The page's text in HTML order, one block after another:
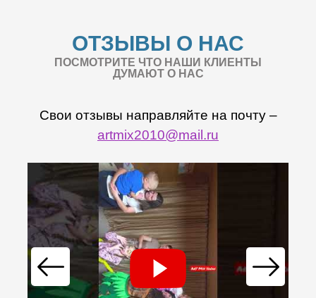
ОТЗЫВЫ О НАС
ПОСМОТРИТЕ ЧТО НАШИ КЛИЕНТЫ
ДУМАЮТ О НАС
Свои отзывы направляйте на почту –
artmix2010@mail.ru